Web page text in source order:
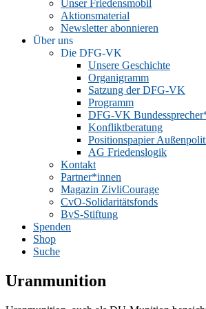
Unser Friedensmobil
Aktionsmaterial
Newsletter abonnieren
Über uns
Die DFG-VK
Unsere Geschichte
Organigramm
Satzung der DFG-VK
Programm
DFG-VK
Konfliktberatung
Positionspapier
AG Friedenslogik
Kontakt
Partner*innen
Magazin ZivliCourage
CvO-Solidaritätsfonds
BvS-Stiftung
Spenden
Shop
Suche
Uranmunition